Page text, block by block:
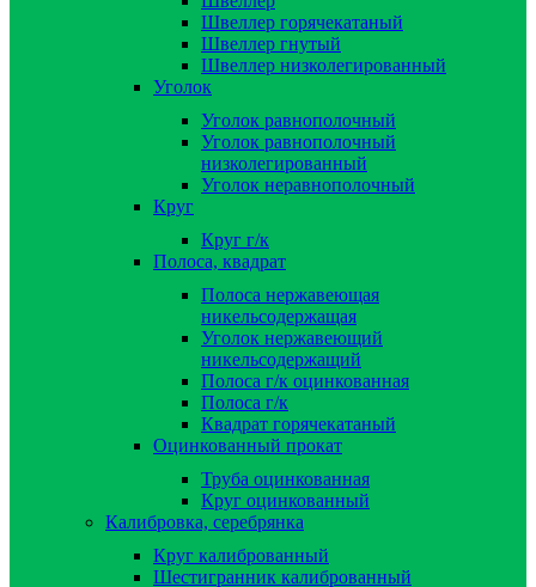
Швеллер горячекатаный
Швеллер гнутый
Швеллер низколегированный
Уголок
Уголок равнополочный
Уголок равнополочный
низколегированный
Уголок неравнополочный
Круг
Круг г/к
Полоса, квадрат
Полоса нержавеющая
никельсодержащая
Уголок нержавеющий
никельсодержащий
Полоса г/к оцинкованная
Полоса г/к
Квадрат горячекатаный
Оцинкованный прокат
Труба оцинкованная
Круг оцинкованный
Калибровка, серебрянка
Круг калиброванный
Шестигранник калиброванный